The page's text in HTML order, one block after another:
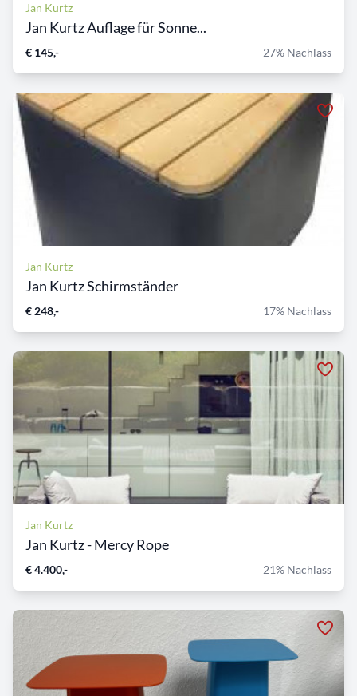
Jan Kurtz
Jan Kurtz Auflage für Sonne...
€ 145,- 27% Nachlass
Jan Kurtz
Jan Kurtz Schirmständer
€ 248,- 17% Nachlass
Jan Kurtz
Jan Kurtz - Mercy Rope
€ 4.400,- 21% Nachlass